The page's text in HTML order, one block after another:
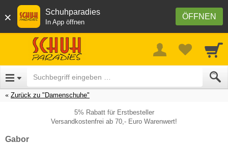
× ÖFFNEN
Schuhparadies
In App öffnen
Zurück zu "Damenschuhe"
5% Rabatt für Erstbesteller
Versandkostenfrei ab 70,- Euro Warenwert!
Gabor